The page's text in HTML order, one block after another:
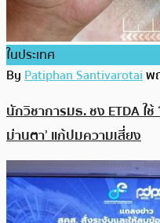
ในประเทศ
ByPatiphan Santivarotaiพ
นักวิชาการมธ. ชง ETDA ใช้
ม่านตา’ แก้ปมความเสี่ยง